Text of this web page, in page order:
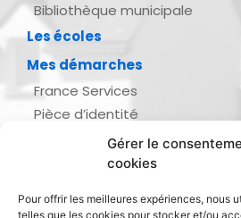
Gérer le
cookies
Pour offrir les meilleures expériences, nous
telles que les cookies pour stocker et/ou
Bibliothèque municipale
Les écoles
Mes démarches
France Services
Pièce d’identité
Demande d’actes d’état civil
Inscription listes électorales